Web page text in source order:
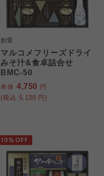
創愛
マルコメフリーズドライ
みそ汁&食卓詰合せ
BMC-50
本体 4,750 円
(税込 5,130 円)
10%OFF